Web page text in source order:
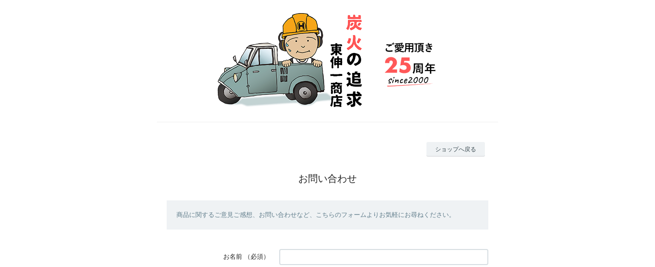
ショップへ戻る
お問い合わせ
商品に関するご意見ご感想、お問い合わせなど、こちらのフォームよりお気軽にお尋ねください。
お名前 （必須）